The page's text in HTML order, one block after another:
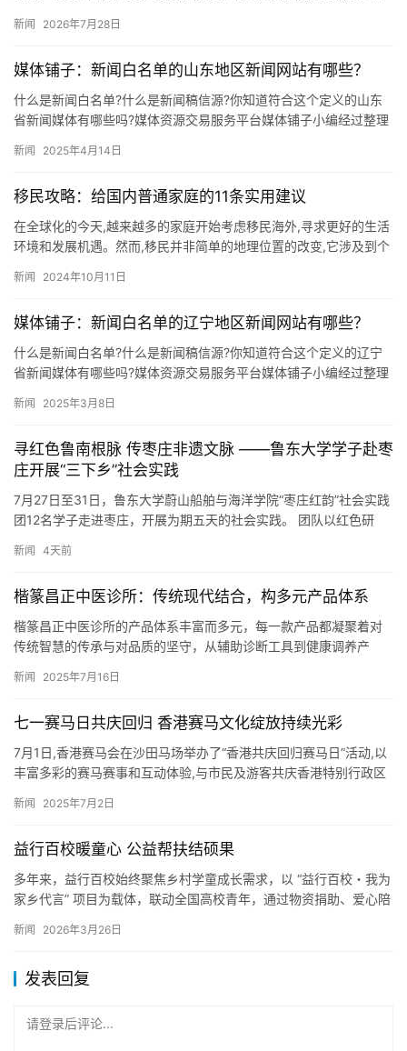
新闻 2026年7月28日
媒体铺子：新闻白名单的山东地区新闻网站有哪些？
什么是新闻白名单?什么是新闻稿信源?你知道符合这个定义的山东
省新闻媒体有哪些吗?媒体资源交易服务平台媒体铺子小编经过整理
新闻 2025年4月14日
移民攻略：给国内普通家庭的11条实用建议
在全球化的今天,越来越多的家庭开始考虑移民海外,寻求更好的生活
环境和发展机遇。然而,移民并非简单的地理位置的改变,它涉及到个
新闻 2024年10月11日
媒体铺子：新闻白名单的辽宁地区新闻网站有哪些？
什么是新闻白名单?什么是新闻稿信源?你知道符合这个定义的辽宁
省新闻媒体有哪些吗?媒体资源交易服务平台媒体铺子小编经过整理
新闻 2025年3月8日
​寻红色鲁南根脉 传枣庄非遗文脉 ——鲁东大学学子赴枣
庄开展“三下乡”社会实践
7月27日至31日，鲁东大学蔚山船舶与海洋学院“枣庄红韵”社会实践
团12名学子走进枣庄，开展为期五天的社会实践。 团队以红色研
新闻 4天前
楷篆昌正中医诊所：传统现代结合，构多元产品体系
楷篆昌正中医诊所的产品体系丰富而多元，每一款产品都凝聚着对
传统智慧的传承与对品质的坚守，从辅助诊断工具到健康调养产
的选择。…
新闻 2025年7月16日
七一赛马日共庆回归 香港赛马文化绽放持续光彩
7月1日,香港赛马会在沙田马场举办了“香港共庆回归赛马日”活动,以
丰富多彩的赛马赛事和互动体验,与市民及游客共庆香港特别行政区
新闻 2025年7月2日
益行百校暖童心 公益帮扶结硕果
多年来，益行百校始终聚焦乡村学童成长需求，以 “益行百校・我为
家乡代言” 项目为载体，联动全国高校青年，通过物资捐助、爱心陪
新闻 2026年3月26日
发表回复
请登录后评论...